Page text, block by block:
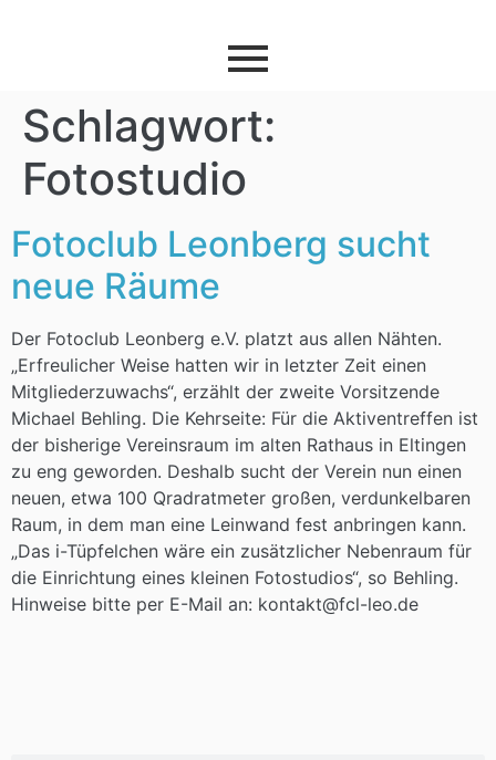
Schlagwort:
Fotostudio
Fotoclub Leonberg sucht
neue Räume
Der Fotoclub Leonberg e.V. platzt aus allen Nähten.
„Erfreulicher Weise hatten wir in letzter Zeit einen
Mitgliederzuwachs“, erzählt der zweite Vorsitzende
Michael Behling. Die Kehrseite: Für die Aktiventreffen ist
der bisherige Vereinsraum im alten Rathaus in Eltingen
zu eng geworden. Deshalb sucht der Verein nun einen
neuen, etwa 100 Qradratmeter großen, verdunkelbaren
Raum, in dem man eine Leinwand fest anbringen kann.
„Das i-Tüpfelchen wäre ein zusätzlicher Nebenraum für
die Einrichtung eines kleinen Fotostudios“, so Behling.
Hinweise bitte per E-Mail an: kontakt@fcl-leo.de